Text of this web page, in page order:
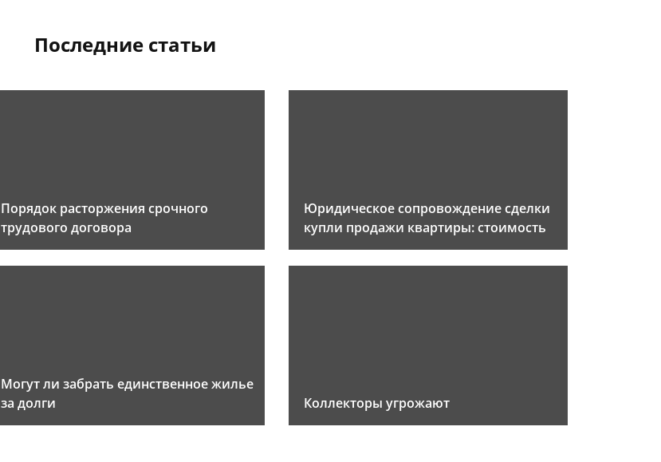
Последние статьи
Порядок расторжения срочного
трудового договора
Юридическое сопровождение сделки
купли продажи квартиры: стоимость
Могут ли забрать единственное жилье
за долги
Коллекторы угрожают